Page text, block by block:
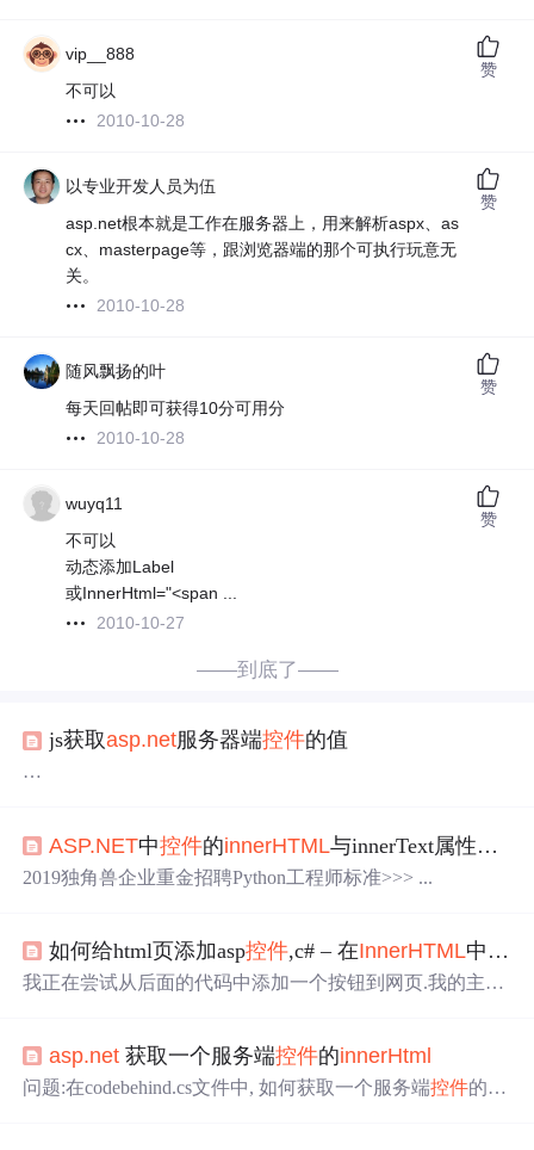
vip__888
不可以
2010-10-28
赞
以专业开发人员为伍
asp.net根本就是工作在服务器上，用来解析aspx、as
cx、masterpage等，跟浏览器端的那个可执行玩意无
关。
2010-10-28
赞
随风飘扬的叶
每天回帖即可获得10分可用分
2010-10-28
赞
wuyq11
不可以
动态添加Label
或InnerHtml="<span ...
2010-10-27
赞
——到底了——
js获取asp.net服务器端控件的值
在做 BS架构的项目时，经常遇到 需要用js 来调用asp.net
服务器端 控件的值。
值用js就不能通过value属性来获得。
1.Label
控件 js获取的实例：
var text=
ASP.NET中控件的innerHTML与innerText属性一些笔记
2019独角兽企业重金招聘Python工程师标准>>> ...
如何给html页添加asp控件,c# – 在InnerHTML中从代码隐藏页面添加ASP
我正在尝试从后面的代码中添加一个按钮到网页.我的主页
到在我的ASP控件中我使用/(反斜杠)取消了我的HTML.我
现在遇到的问题是了解如何通过代码解决这个问题,有没有
asp.net 获取一个服务端控件的innerHtml
问题:在codebehind.cs文件中, 如何获取一个服务端控件的in